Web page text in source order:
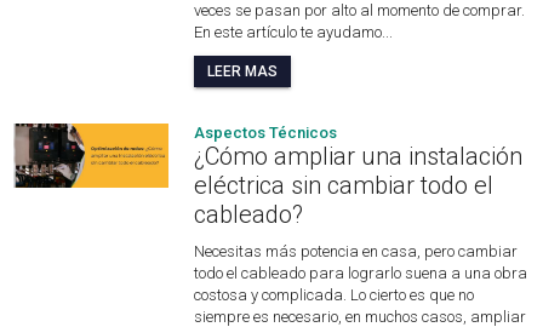
veces se pasan por alto al momento de comprar.
En este artículo te ayudamo...
LEER MAS
Aspectos Técnicos
¿Cómo ampliar una instalación
eléctrica sin cambiar todo el
cableado?
Necesitas más potencia en casa, pero cambiar
todo el cableado para lograrlo suena a una obra
costosa y complicada. Lo cierto es que no
siempre es necesario, en muchos casos, ampliar